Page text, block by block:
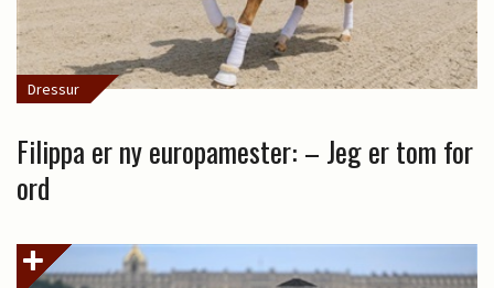
Dressur
Filippa er ny europamester: – Jeg er tom for
ord